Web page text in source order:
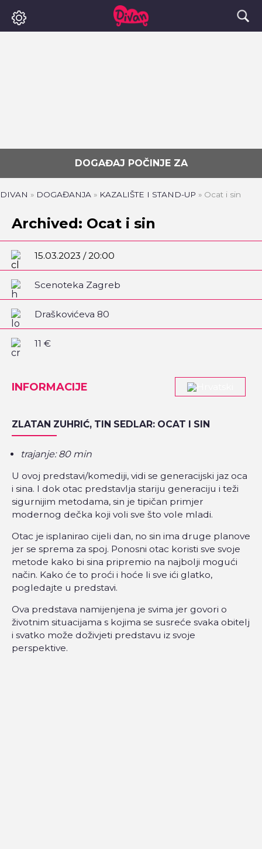
DOGAĐAJ POČINJE ZA
DIVAN » DOGAĐANJA » KAZALIŠTE I STAND-UP » Ocat i sin
Archived: Ocat i sin
15.03.2023 / 20:00
Scenoteka Zagreb
Draškovićeva 80
11 €
INFORMACIJE
ZLATAN ZUHRIĆ, TIN SEDLAR: OCAT I SIN
trajanje: 80 min
U ovoj predstavi/komediji, vidi se generacijski jaz oca
i sina. I dok otac predstavlja stariju generaciju i teži
sigurnijim metodama, sin je tipičan primjer
modernog dečka koji voli sve što vole mladi.
Otac je isplanirao cijeli dan, no sin ima druge planove
jer se sprema za spoj. Ponosni otac koristi sve svoje
metode kako bi sina pripremio na najbolji mogući
način. Kako će to proći i hoće li sve ići glatko,
pogledajte u predstavi.
Ova predstava namijenjena je svima jer govori o
životnim situacijama s kojima se susreće svaka obitelj
i svatko može doživjeti predstavu iz svoje
perspektive.